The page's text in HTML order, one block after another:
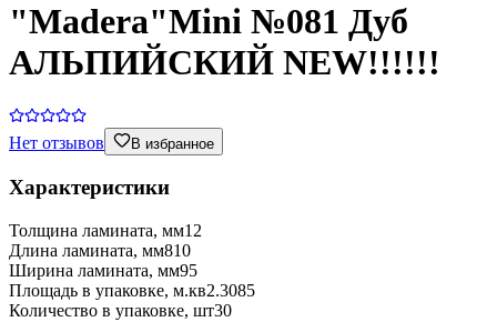
"Madera"Mini №081 Дуб
АЛЬПИЙСКИЙ NEW!!!!!!
Нет отзывов В избранное
Характеристики
Толщина ламината, мм12
Длина ламината, мм810
Ширина ламината, мм95
Площадь в упаковке, м.кв2.3085
Количество в упаковке, шт30